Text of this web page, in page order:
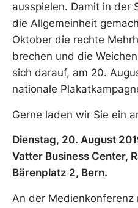
ausspielen. Damit in der
die Allgemeinheit
Oktober die rechte
brechen und die
sich darauf, am 20.
nationale
Gerne laden wir Sie ein
Dienstag, 20. August
Vatter Business Center,
Bärenplatz 2, Bern.
An der Medienkonferenz